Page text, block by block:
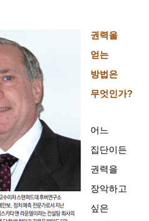
권력을
얻는
방법은
무엇인가?
어느
집단이든
권력을
장악하고
싶은